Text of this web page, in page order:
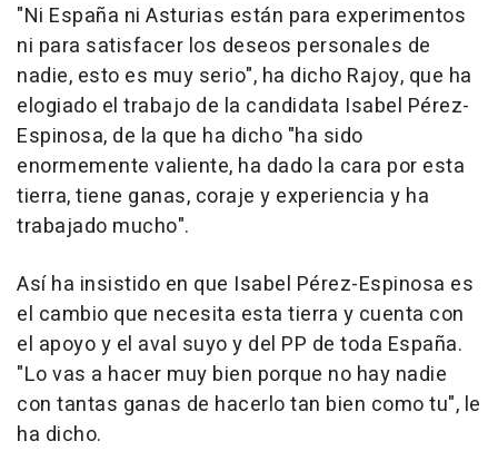
"Ni España ni Asturias están para experimentos
ni para satisfacer los deseos personales de
nadie, esto es muy serio", ha dicho Rajoy, que ha
elogiado el trabajo de la candidata Isabel Pérez-
Espinosa, de la que ha dicho "ha sido
enormemente valiente, ha dado la cara por esta
tierra, tiene ganas, coraje y experiencia y ha
trabajado mucho".
Así ha insistido en que Isabel Pérez-Espinosa es
el cambio que necesita esta tierra y cuenta con
el apoyo y el aval suyo y del PP de toda España.
"Lo vas a hacer muy bien porque no hay nadie
con tantas ganas de hacerlo tan bien como tu", le
ha dicho.